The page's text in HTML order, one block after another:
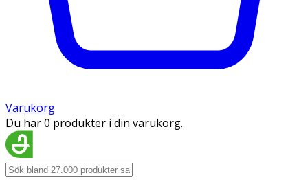
Varukorg
Du har 0 produkter i din varukorg.